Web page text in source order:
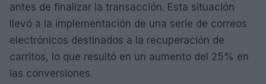
antes de finalizar la transacción. Esta situación
llevó a la implementación de una serie de correos
electrónicos destinados a la recuperación de
carritos, lo que resultó en un aumento del 25% en
las conversiones.